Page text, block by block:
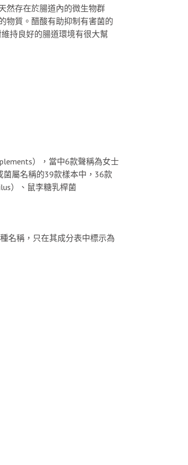
然存在於腸道內的微生物群
物質。醋酸有助抑制有害菌的
持良好的腸道環境有很大幫
），當中6款聲稱為女士
屬名稱的39款樣本中，36款
）、鼠李糖乳桿菌
名稱，只在其成分表中標示為